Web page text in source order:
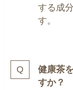
する成
す。
健康茶
すか？